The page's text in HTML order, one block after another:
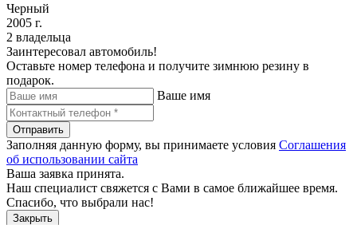
Черный
2005 г.
2 владельца
Заинтересовал автомобиль!
Оставьте номер телефона и получите зимнюю резину в
подарок.
Ваше имя
Отправить
Заполняя данную форму, вы принимаете условия Соглашения
об использовании сайта
Ваша заявка принята.
Наш специалист свяжется с Вами в самое ближайшее время.
Спасибо, что выбрали нас!
Закрыть